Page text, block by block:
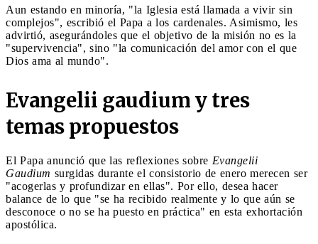
Aun estando en minoría, "la Iglesia está llamada a vivir sin
complejos", escribió el Papa a los cardenales. Asimismo, les
advirtió, asegurándoles que el objetivo de la misión no es la
"supervivencia", sino "la comunicación del amor con el que
Dios ama al mundo".
Evangelii gaudium y tres
temas propuestos
El Papa anunció que las reflexiones sobre Evangelii
Gaudium surgidas durante el consistorio de enero merecen ser
"acogerlas y profundizar en ellas". Por ello, desea hacer
balance de lo que "se ha recibido realmente y lo que aún se
desconoce o no se ha puesto en práctica" en esta exhortación
apostólica.